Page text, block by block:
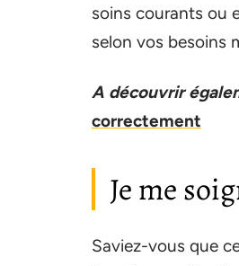
soins courants ou
selon vos besoins
A découvrir
correctement
Je me
Saviez-vous que